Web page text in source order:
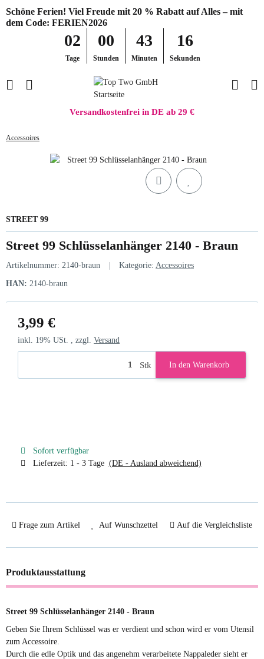
Schöne Ferien! Viel Freude mit 20 % Rabatt auf Alles – mit
dem Code: FERIEN2026
02
Tage
00
Stunden
43
Minuten
16
Sekunden
Versandkostenfrei in DE ab 29 €
Accessoires
STREET 99
Street 99 Schlüsselanhänger 2140 - Braun
Artikelnummer: 2140-braun Kategorie: Accessoires
HAN: 2140-braun
3,99 €
inkl. 19% USt. , zzgl. Versand
Stk In den Warenkorb
Sofort verfügbar
Lieferzeit: 1 - 3 Tage (DE - Ausland abweichend)
Frage zum Artikel Auf Wunschzettel Auf die Vergleichsliste
Produktausstattung
Street 99 Schlüsselanhänger 2140 - Braun
Geben Sie Ihrem Schlüssel was er verdient und schon wird er vom Utensil
zum Accessoire.
Durch die edle Optik und das angenehm verarbeitete Nappaleder sieht er